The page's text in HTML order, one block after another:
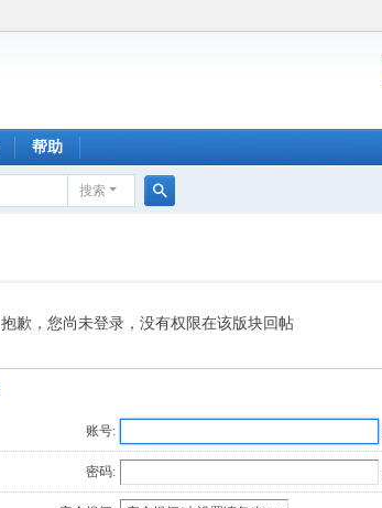
帮助
搜索
抱歉，您尚未登录，没有权限在该版块回帖
账号:
密码: